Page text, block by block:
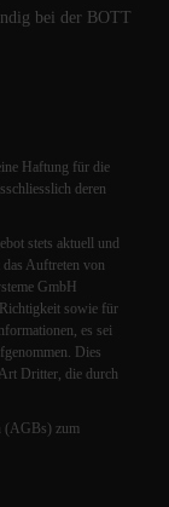
bei der BOTT
Haftung für die
deren
stets aktuell und
Auftreten von
GmbH
sowie für
es sei
Dies
Dritter, die durch
(AGBs) zum